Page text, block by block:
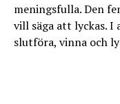
meningsfulla. Den
vill säga att lyckas.
slutföra, vinna och